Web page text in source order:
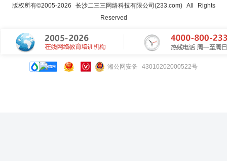
版权所有©2005-2026 长沙二三三网络科技有限公司(233.com)All Rights
Reserved
湘公网安备 43010202000522号